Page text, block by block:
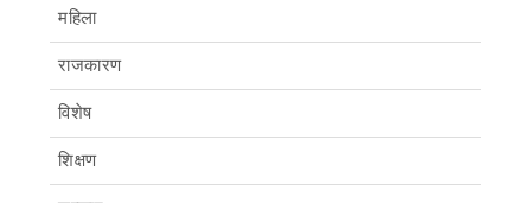
महिला
राजकारण
विशेष
शिक्षण